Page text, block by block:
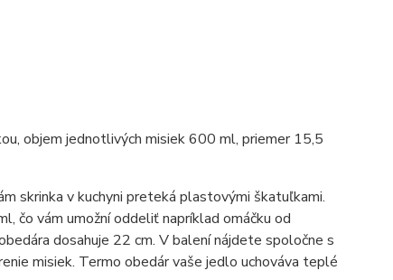
objem jednotlivých misiek 600 ml, priemer 15,5
skrinka v kuchyni preteká plastovými škatuľkami.
čo vám umožní oddeliť napríklad omáčku od
dosahuje 22 cm. V balení nájdete spoločne s
misiek. Termo obedár vaše jedlo uchováva teplé